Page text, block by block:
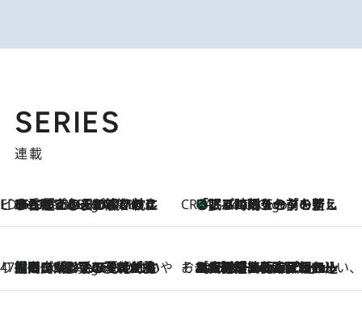
SERIES
連載
ビューティいいもの集め EDITORS' BEST
3 Hours Ago
35℃超えの日の夜、枕にひと吹き！ BAUMのルームスプレーが、ひのきの香りで心まで解きほぐす CREA'S CHOICE
3 Hours Ago
「眠る時刻をセットする」——眠りの前を整える、バルミューダの新しいアプローチ
47都道府県の手みやげ ひんやりスイーツで夏を満喫
3 Hours Ago
【岡山県】この夏絶対食べたい 冷やしておいしいおやつ3選 フルーツが主役のプリンやアイスが勢揃い そおだよおこの関西おいしい、おやつ紀行
2026.8.9
［大阪府箕面市］一皿一皿目の前で仕上げられる、料理を巧みに組み込んだアシェットデセールコース「ミチル アシェット デセール（Michiru assiette dessert）」